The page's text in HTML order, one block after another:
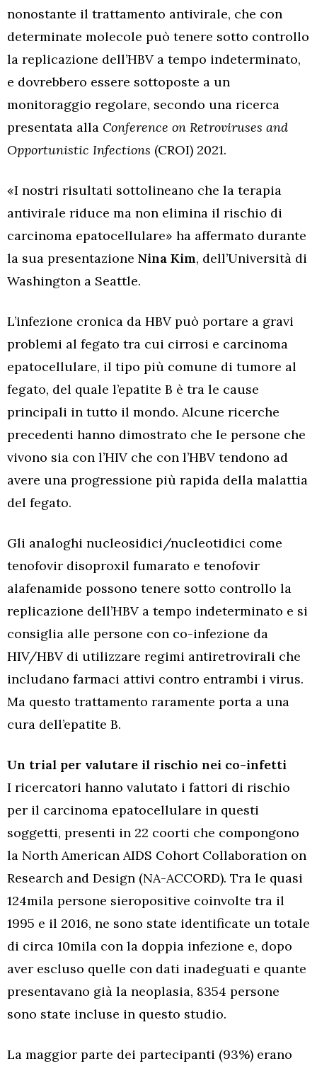
nonostante il trattamento antivirale, che con
determinate molecole può tenere sotto controllo
la replicazione dell’HBV a tempo indeterminato,
e dovrebbero essere sottoposte a un
monitoraggio regolare, secondo una ricerca
presentata alla Conference on Retroviruses and
Opportunistic Infections (CROI) 2021.
«I nostri risultati sottolineano che la terapia
antivirale riduce ma non elimina il rischio di
carcinoma epatocellulare» ha affermato durante
la sua presentazione Nina Kim, dell’Università di
Washington a Seattle.
L’infezione cronica da HBV può portare a gravi
problemi al fegato tra cui cirrosi e carcinoma
epatocellulare, il tipo più comune di tumore al
fegato, del quale l’epatite B è tra le cause
principali in tutto il mondo. Alcune ricerche
precedenti hanno dimostrato che le persone che
vivono sia con l’HIV che con l’HBV tendono ad
avere una progressione più rapida della malattia
del fegato.
Gli analoghi nucleosidici/nucleotidici come
tenofovir disoproxil fumarato e tenofovir
alafenamide possono tenere sotto controllo la
replicazione dell’HBV a tempo indeterminato e si
consiglia alle persone con co-infezione da
HIV/HBV di utilizzare regimi antiretrovirali che
includano farmaci attivi contro entrambi i virus.
Ma questo trattamento raramente porta a una
cura dell’epatite B.
Un trial per valutare il rischio nei co-infetti
I ricercatori hanno valutato i fattori di rischio
per il carcinoma epatocellulare in questi
soggetti, presenti in 22 coorti che compongono
la North American AIDS Cohort Collaboration on
Research and Design (NA-ACCORD). Tra le quasi
124mila persone sieropositive coinvolte tra il
1995 e il 2016, ne sono state identificate un totale
di circa 10mila con la doppia infezione e, dopo
aver escluso quelle con dati inadeguati e quante
presentavano già la neoplasia, 8354 persone
sono state incluse in questo studio.
La maggior parte dei partecipanti (93%) erano